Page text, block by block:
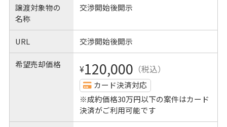
譲渡対象物の
名称
交渉開始後開示
URL 交渉開始後開示
希望売却価格 ¥120,000 （税込）
カード決済対応
※成約価格30万円以下の案件はカード
決済がご利用可能です